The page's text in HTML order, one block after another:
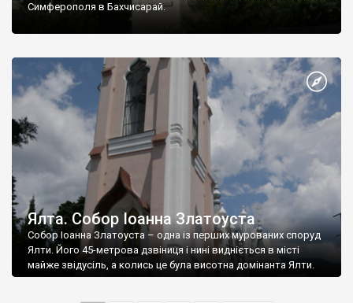
Симферополя в Бахчисарай.
Ялта. Собор Іоанна Златоуста
Собор Іоанна Златоуста – одна із перших мурованих споруд
Ялти. Його 45-метрова дзвіниця і нині видніється в місті
майже звідусіль, а колись це була висотна домінанта Ялти.